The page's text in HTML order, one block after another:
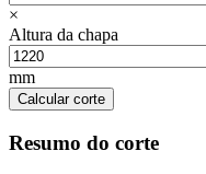
×
Altura da chapa
mm
Calcular corte
Resumo do corte